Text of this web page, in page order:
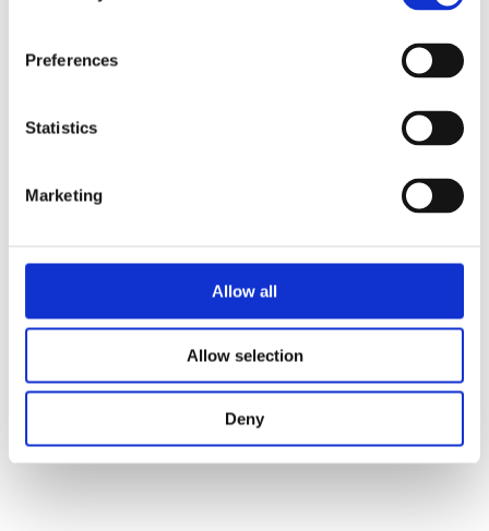
Preferences
Statistics
Marketing
Allow all
Allow selection
Deny